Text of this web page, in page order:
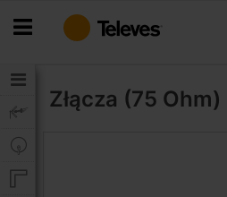
do
Złącza (75 Ohm)